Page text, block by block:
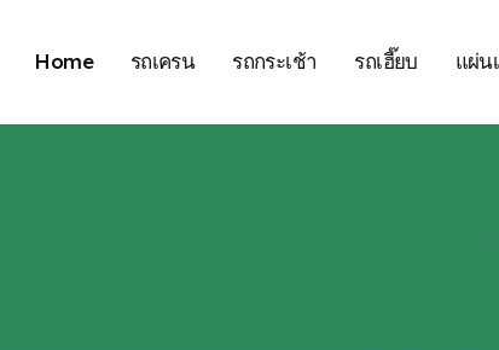
Home รถเครน รถกระเช้า รถเฮี๊ยบ แผ่น